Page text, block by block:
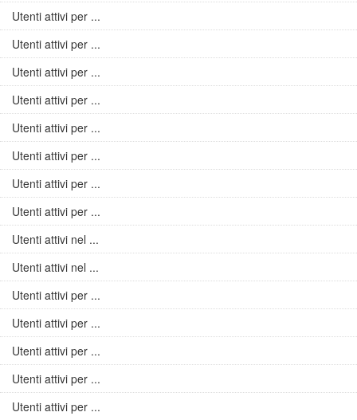
Utenti attivi per ...
Utenti attivi per ...
Utenti attivi per ...
Utenti attivi per ...
Utenti attivi per ...
Utenti attivi per ...
Utenti attivi per ...
Utenti attivi per ...
Utenti attivi nel ...
Utenti attivi nel ...
Utenti attivi per ...
Utenti attivi per ...
Utenti attivi per ...
Utenti attivi per ...
Utenti attivi per ...